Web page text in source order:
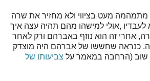
מעט בציווי ולא מחזיר את שרה
לעבדיו ,אולי למישהו מהם תהיה עצה איך
אחרי זה הוא נוזף באברהם ורק לאחר
כנראה שחששו של אברהם היה מוצדק
שוב (הרחבה במאמר על צביעותו של